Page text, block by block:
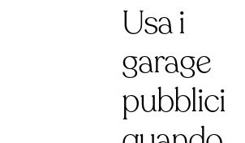
Usa i
garage
pubblici